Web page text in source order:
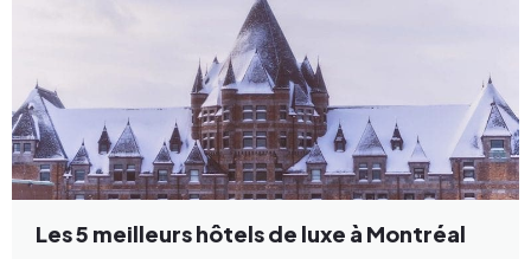
Les 5 meilleurs hôtels de luxe à Montréal